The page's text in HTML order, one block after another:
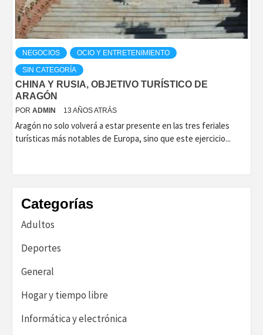
NEGOCIOS OCIO Y ENTRETENIMIENTO
SIN CATEGORÍA
CHINA Y RUSIA, OBJETIVO TURÍSTICO DE
ARAGÓN
POR ADMIN 13 AÑOS ATRÁS
Aragón no solo volverá a estar presente en las tres feriales
turísticas más notables de Europa, sino que este ejercicio...
Categorías
Adultos
Deportes
General
Hogar y tiempo libre
Informática y electrónica